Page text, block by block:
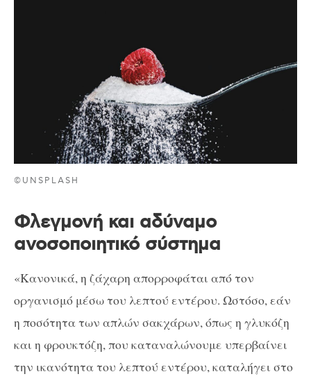
©UNSPLASH
Φλεγμονή και αδύναμο
ανοσοποιητικό σύστημα
«Κανονικά, η ζάχαρη απορροφάται από τον
οργανισμό μέσω του λεπτού εντέρου. Ωστόσο, εάν
η ποσότητα των απλών σακχάρων, όπως η γλυκόζη
και η φρουκτόζη, που καταναλώνουμε υπερβαίνει
την ικανότητα του λεπτού εντέρου, καταλήγει στο